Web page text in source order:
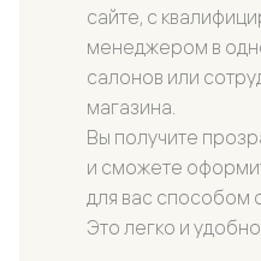
сайте, с
менеджером в
салонов или
магазина.
Вы получите
и сможете
для вас способом
Это легко и удобно.